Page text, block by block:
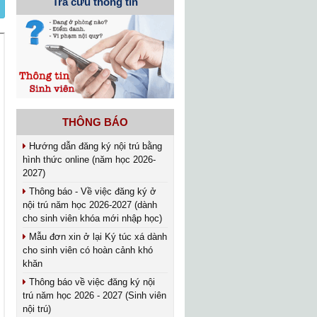
THÔNG BÁO
Hướng dẫn đăng ký nội trú bằng
hình thức online (năm học 2026-
2027)
Thông báo - Về việc đăng ký ở
nội trú năm học 2026-2027 (dành
cho sinh viên khóa mới nhập học)
Mẫu đơn xin ở lại Ký túc xá dành
cho sinh viên có hoàn cảnh khó
khăn
Thông báo về việc đăng ký nội
trú năm học 2026 - 2027 (Sinh viên
nội trú)